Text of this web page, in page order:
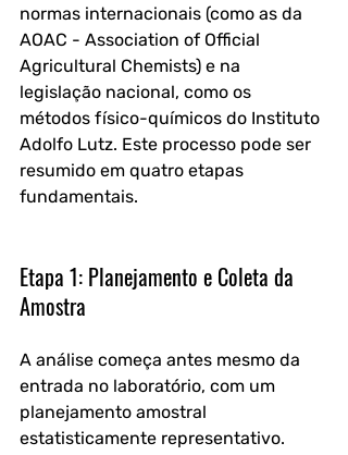
normas internacionais (como as da
AOAC - Association of Official
Agricultural Chemists) e na
legislação nacional, como os
métodos físico-químicos do Instituto
Adolfo Lutz. Este processo pode ser
resumido em quatro etapas
fundamentais.
Etapa 1: Planejamento e Coleta da
Amostra
A análise começa antes mesmo da
entrada no laboratório, com um
planejamento amostral
estatisticamente representativo.